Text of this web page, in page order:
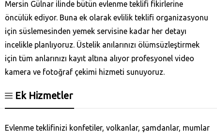
Mersin Gülnar ilinde bütün evlenme teklifi fikirlerine
öncülük ediyor. Buna ek olarak evlilik teklifi organizasyonu
için süslemesinden yemek servisine kadar her detayı
incelikle planlıyoruz. Üstelik anılarınızı ölümsüzleştirmek
için tüm anlarınızı kayıt altına alıyor profesyonel video
kamera ve fotoğraf çekimi hizmeti sunuyoruz.
Ek Hizmetler
Evlenme teklifinizi konfetiler, volkanlar, şamdanlar, mumlar